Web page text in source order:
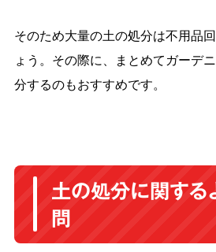
そのため大量の土の処分は不用品
ょう。その際に、まとめてガーデ
分するのもおすすめです。
土の処分に関する
問